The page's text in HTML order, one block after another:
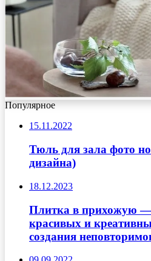
Популярное
15.11.2022
Тюль для зала фото
дизайна)
18.12.2023
Плитка в прихожую
красивых и
создания